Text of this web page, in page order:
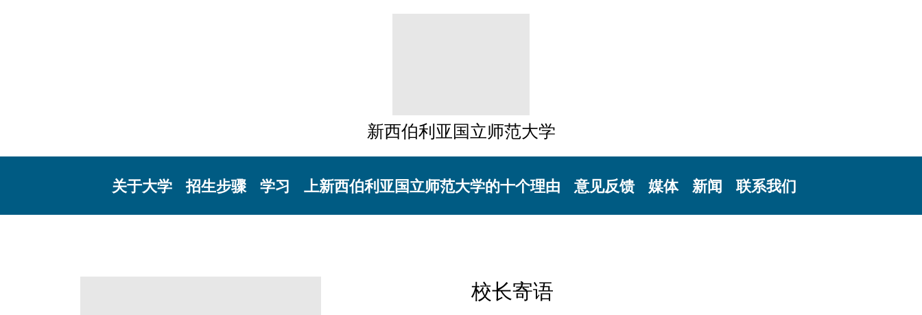
新西伯利亚国立师范大学
关于大学 招生步骤 学习 上新西伯利亚国立师范大学的十个理由 意见反馈 媒体 新闻 联系我们
校长寄语